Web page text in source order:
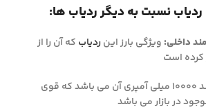
نسبت به دیگر ردیاب ها:
ویژگی بارز اینردیاب که آن را از
کرده است
باطری بسیار قدرتمند ۱۰۰۰۰ میلی آمپری آن می باشد که قوی
در بازار می باشد